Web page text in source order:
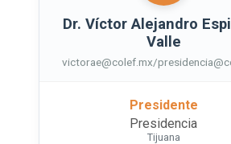
Dr. Víctor Alejandro
Valle
victorae@colef.mx/
Presidente
Presidencia
Tijuana